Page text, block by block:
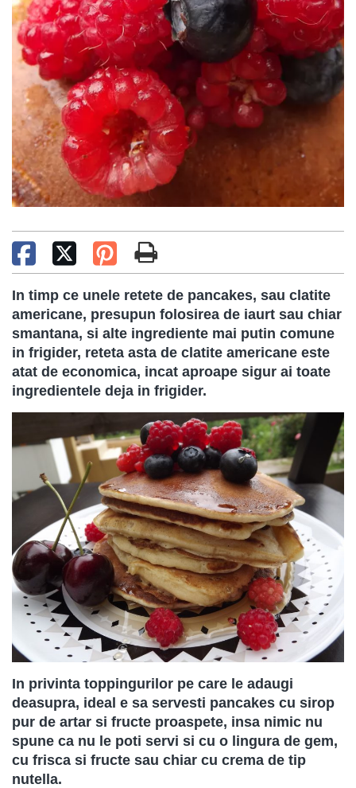
In timp ce unele retete de pancakes, sau clatite
americane, presupun folosirea de iaurt sau chiar
smantana, si alte ingrediente mai putin comune
in frigider, reteta asta de clatite americane este
atat de economica, incat aproape sigur ai toate
ingredientele deja in frigider.
In privinta toppingurilor pe care le adaugi
deasupra, ideal e sa servesti pancakes cu sirop
pur de artar si fructe proaspete, insa nimic nu
spune ca nu le poti servi si cu o lingura de gem,
cu frisca si fructe sau chiar cu crema de tip
nutella.